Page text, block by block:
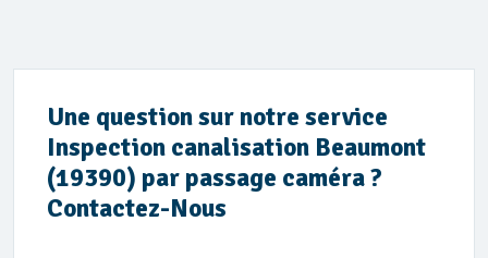
Une question sur notre service
Inspection canalisation Beaumont
(19390) par passage caméra ?
Contactez-Nous